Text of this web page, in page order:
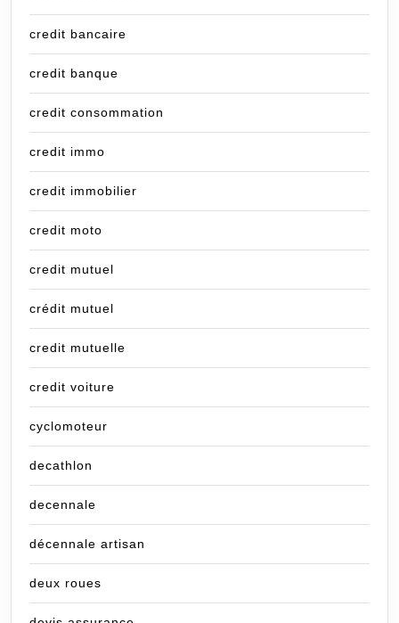
credit bancaire
credit banque
credit consommation
credit immo
credit immobilier
credit moto
credit mutuel
crédit mutuel
credit mutuelle
credit voiture
cyclomoteur
decathlon
decennale
décennale artisan
deux roues